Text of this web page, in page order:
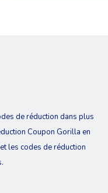
de réduction dans plus
Coupon Gorilla en
les codes de réduction